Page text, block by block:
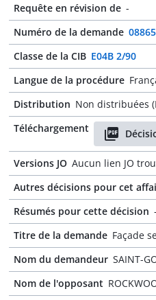
Requête en révision de -
Numéro de la demande
Classe de la CIB E04B 2/90
Langue de la procédure
Distribution Non distribuées
Téléchargement
Versions JO Aucun lien JO
Autres décisions pour cet
Résumés pour cette décision -
Titre de la demande Façade
Nom du demandeur SAINT-
Nom de l'opposant